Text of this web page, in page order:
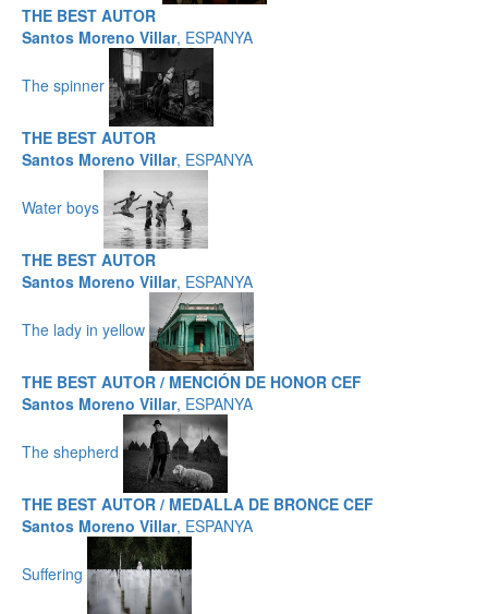
THE BEST AUTOR
Santos Moreno Villar, ESPANYA
The spinner
THE BEST AUTOR
Santos Moreno Villar, ESPANYA
Water boys
THE BEST AUTOR
Santos Moreno Villar, ESPANYA
The lady in yellow
THE BEST AUTOR / MENCIÓN DE HONOR CEF
Santos Moreno Villar, ESPANYA
The shepherd
THE BEST AUTOR / MEDALLA DE BRONCE CEF
Santos Moreno Villar, ESPANYA
Suffering